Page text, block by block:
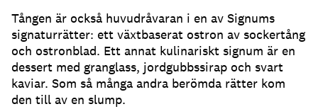
Tången är också huvudråvaran i en av Signums
signaturrätter: ett växtbaserat ostron av sockertång
och ostronblad. Ett annat kulinariskt signum är en
dessert med granglass, jordgubbssirap och svart
kaviar. Som så många andra berömda rätter kom
den till av en slump.